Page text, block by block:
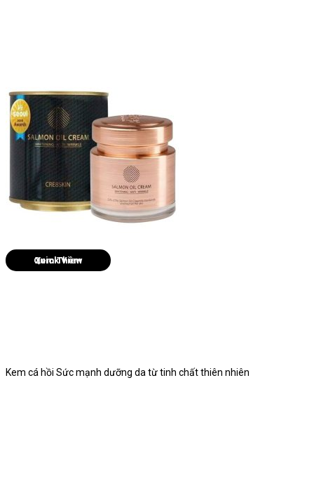
Quick View
Kem cá hồi Sức mạnh dưỡng da từ tinh chất thiên nhiên